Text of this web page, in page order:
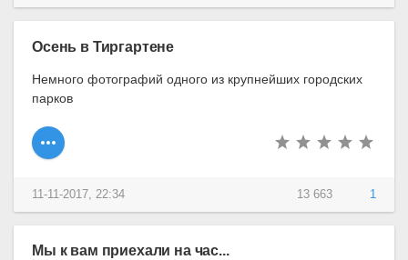
Осень в Тиргартене
Немного фотографий одного из крупнейших городских
парков
13 663 1
11-11-2017, 22:34
Мы к вам приехали на час...